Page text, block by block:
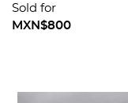
policromada.
Sellados Royal
Sold for
MXN$800